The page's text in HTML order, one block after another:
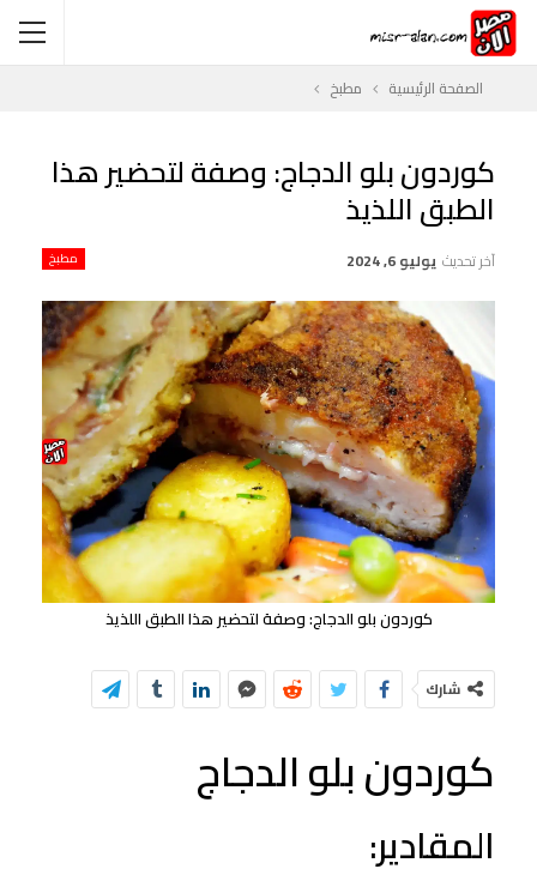
الصفحة الرئيسية مطبخ
كوردون بلو الدجاج: وصفة لتحضير هذا
الطبق اللذيذ
مطبخ آخر تحديث يوليو 6, 2024
كوردون بلو الدجاج: وصفة لتحضير هذا الطبق اللذيذ
شارك
كوردون بلو الدجاج
المقادير: